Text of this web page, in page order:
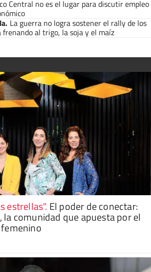
Central no es el lugar para discutir empleo
. La guerra no logra sostener el rally de los
frenando al trigo, la soja y el maíz
estrellas". El poder de conectar:
la comunidad que apuesta por el